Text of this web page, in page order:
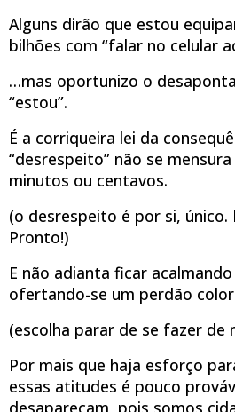
Alguns dirão que estou
bilhões com “falar no celular
…mas oportunizo o
“estou”.
É a corriqueira lei da
“desrespeito” não se
minutos ou centavos.
(o desrespeito é por si,
Pronto!)
E não adianta ficar
ofertando-se um perdão
(escolha parar de se fazer de
Por mais que haja esforço
essas atitudes é pouco
desapareçam, pois somos